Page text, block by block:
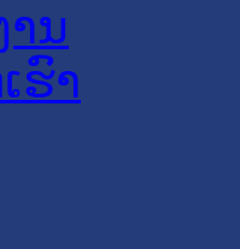
ນ
ຮົາ